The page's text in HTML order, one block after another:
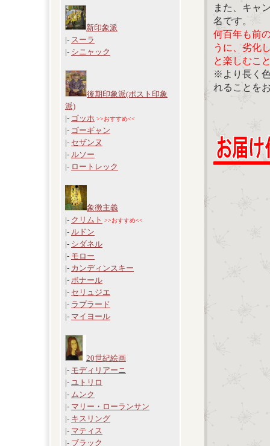
新印象派
|- スーラ
|- シニャック
後期印象派(ポスト印象
派)
|- ゴッホ >>おすすめ<<
|- ゴーギャン
|- セザンヌ
|- ルソー
|- ロートレック
象徴主義
|- クリムト >>おすすめ<<
|- ルドン
|- シダネル
|- モロー
|- カンディンスキー
|- ボナール
|- セリュジエ
|- ラプラード
|- マイヨール
20世紀絵画
|- モディリアーニ
|- ユトリロ
|- ムンク
|- マリー・ローランサン
|- キスリング
|- マティス
|- ブラック
また、キャ
名です。
何百年も前
うに、劣化
と楽しむこ
※より長く
れることを